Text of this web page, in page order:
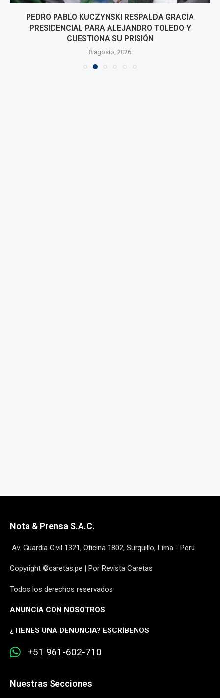
PEDRO PABLO KUCZYNSKI RESPALDA GRACIA
PRESIDENCIAL PARA ALEJANDRO TOLEDO Y
CUESTIONA SU PRISIÓN
8 agosto, 2026
Nota & Prensa S.A.C.
Av. Guardia Civil 1321, Oficina 1802, Surquillo, Lima - Perú
Copyright ©caretas.pe | Por Revista Caretas
Todos los derechos reservados
ANUNCIA CON NOSOTROS
¿TIENES UNA DENUNCIA? ESCRÍBENOS
+51 961-602-710
Nuestras Secciones